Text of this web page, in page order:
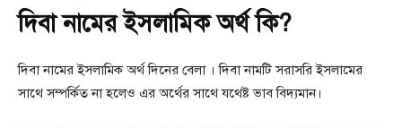
দিবা নামের ইসলামিক অর্থ কি?
দিবা নামের ইসলামিক অর্থ দিনের বেলা । দিবা নামটি সরাসরি ইসলামের
সাথে সম্পর্কিত না হলেও এর অর্থের সাথে যথেষ্ট ভাব বিদ্যমান।